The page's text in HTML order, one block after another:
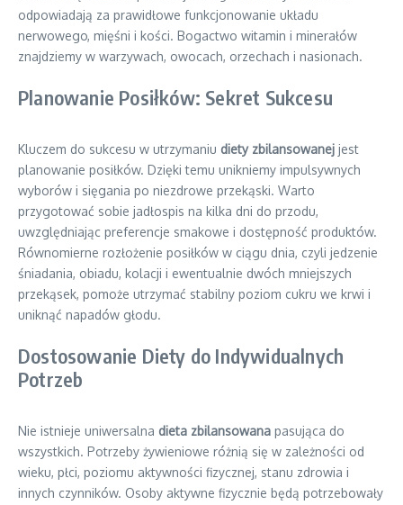
odpowiadają za prawidłowe funkcjonowanie układu
nerwowego, mięśni i kości. Bogactwo witamin i minerałów
znajdziemy w warzywach, owocach, orzechach i nasionach.
Planowanie Posiłków: Sekret Sukcesu
Kluczem do sukcesu w utrzymaniu diety zbilansowanej jest
planowanie posiłków. Dzięki temu unikniemy impulsywnych
wyborów i sięgania po niezdrowe przekąski. Warto
przygotować sobie jadłospis na kilka dni do przodu,
uwzględniając preferencje smakowe i dostępność produktów.
Równomierne rozłożenie posiłków w ciągu dnia, czyli jedzenie
śniadania, obiadu, kolacji i ewentualnie dwóch mniejszych
przekąsek, pomoże utrzymać stabilny poziom cukru we krwi i
uniknąć napadów głodu.
Dostosowanie Diety do Indywidualnych
Potrzeb
Nie istnieje uniwersalna dieta zbilansowana pasująca do
wszystkich. Potrzeby żywieniowe różnią się w zależności od
wieku, płci, poziomu aktywności fizycznej, stanu zdrowia i
innych czynników. Osoby aktywne fizycznie będą potrzebowały